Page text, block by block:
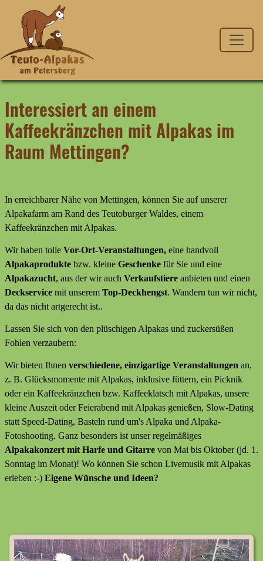
Interessiert an einem
Kaffeekränzchen mit Alpakas im
Raum Mettingen?
In erreichbarer Nähe von Mettingen, können Sie auf unserer
Alpakafarm am Rand des Teutoburger Waldes, einem
Kaffeekränzchen mit Alpakas.
Wir haben tolle Vor-Ort-Veranstaltungen, eine handvoll
Alpakaprodukte bzw. kleine Geschenke für Sie und eine
Alpakazucht, aus der wir auch Verkaufstiere anbieten und einen
Deckservice mit unserem Top-Deckhengst. Wandern tun wir nicht,
da das nicht artgerecht ist..
Lassen Sie sich von den plüschigen Alpakas und zuckersüßen
Fohlen verzaubern:
Wir bieten Ihnen verschiedene, einzigartige Veranstaltungen an,
z. B. Glücksmomente mit Alpakas, inklusive füttern, ein Picknik
oder ein Kaffeekränzchen bzw. Kaffeeklatsch mit Alpakas, unsere
kleine Auszeit oder Feierabend mit Alpakas genießen, Slow-Dating
statt Speed-Dating, Basteln rund um's Alpaka und Alpaka-
Fotoshooting. Ganz besonders ist unser regelmäßiges
Alpakakonzert mit Harfe und Gitarre von Mai bis Oktober (jd. 1.
Sonntag im Monat)! Wo können Sie schon Livemusik mit Alpakas
erleben :-) Eigene Wünsche und Ideen?